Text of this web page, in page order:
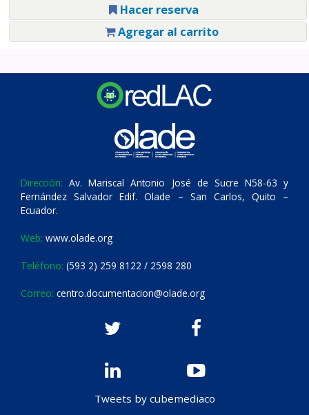
Hacer reserva
Agregar al carrito
Dirección: Av. Mariscal Antonio José de Sucre N58-63 y
Fernández Salvador Edif. Olade – San Carlos, Quito –
Ecuador.
Web: www.olade.org
Teléfono: (593 2) 259 8122 / 2598 280
Correo: centro.documentacion@olade.org
Tweets by cubemediaco